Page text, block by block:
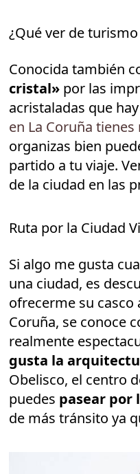
¿Qué ver de
Conocida también
cristal» por las
acristaladas que
en La Coruña
organizas bien
partido a tu viaje.
de la ciudad en las
Ruta por la Ciudad
Si algo me gusta
una ciudad, es
ofrecerme su casco
Coruña, se conoce
realmente
gusta la
Obelisco, el centro
puedes pasear por
de más tránsito ya